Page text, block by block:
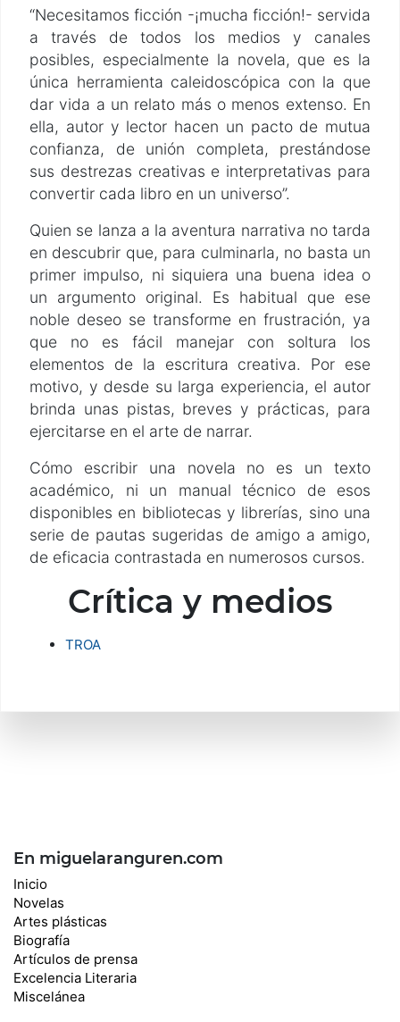
“Necesitamos ficción -¡mucha ficción!- servida
a través de todos los medios y canales
posibles, especialmente la novela, que es la
única herramienta caleidoscópica con la que
dar vida a un relato más o menos extenso. En
ella, autor y lector hacen un pacto de mutua
confianza, de unión completa, prestándose
sus destrezas creativas e interpretativas para
convertir cada libro en un universo”.
Quien se lanza a la aventura narrativa no tarda
en descubrir que, para culminarla, no basta un
primer impulso, ni siquiera una buena idea o
un argumento original. Es habitual que ese
noble deseo se transforme en frustración, ya
que no es fácil manejar con soltura los
elementos de la escritura creativa. Por ese
motivo, y desde su larga experiencia, el autor
brinda unas pistas, breves y prácticas, para
ejercitarse en el arte de narrar.
Cómo escribir una novela no es un texto
académico, ni un manual técnico de esos
disponibles en bibliotecas y librerías, sino una
serie de pautas sugeridas de amigo a amigo,
de eficacia contrastada en numerosos cursos.
Crítica y medios
TROA
En miguelaranguren.com
Inicio
Novelas
Artes plásticas
Biografía
Artículos de prensa
Excelencia Literaria
Miscelánea